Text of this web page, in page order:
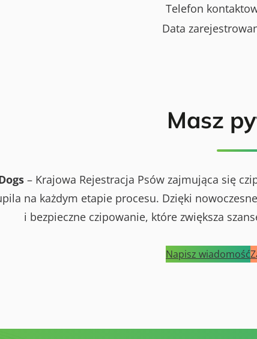
Telefon
Data
Masz
– Krajowa Rejestracja Psów zajmująca się
na każdym etapie procesu. Dzięki
i bezpieczne czipowanie, które zwiększa
Napisz wiadomość